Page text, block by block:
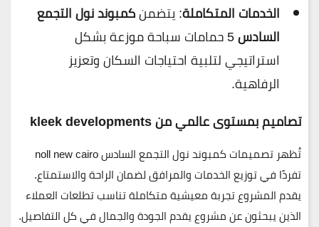
الخدمات المتكاملة: يتضمنكمبوند نول التجمع
السادس
5 حمامات سباحة موزعة بشكل
استراتيجي لتلبية احتياجات السكان وتعزيز
الرفاهية.
تصاميم بمستوى عالمي من kleek developments
تُظهر تصميماتكمبوند نول التجمع السادس noll new cairo
تفردًا في توزيع الخدمات والمرافق لضمان الراحة والاستمتاع.
يقدم المشروع تجربة معيشية متكاملة تناسب تطلعات العملاء
الذين يبحثون عن مشروع يقدم الجودة والجمال في كل التفاصيل.